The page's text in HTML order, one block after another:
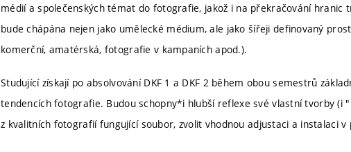
médií a společenských témat do fotografie, jakož i na překračování hranic
bude chápána nejen jako umělecké médium, ale jako šířeji definovaný
komerční, amatérská, fotografie v kampaních apod.).
Studující získají po absolvování DKF 1 a DKF 2 během obou semestrů
tendencích fotografie. Budou schopny*i hlubší reflexe své vlastní tvorby (i
z kvalitních fotografií fungující soubor, zvolit vhodnou adjustaci a instalaci